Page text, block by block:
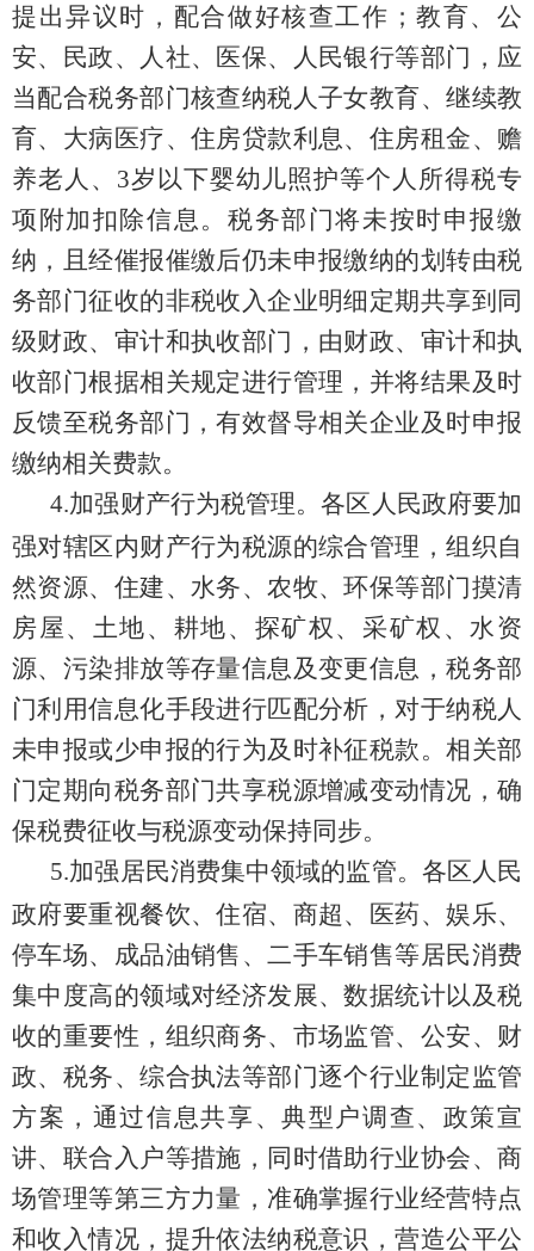
提出异议时，配合做好核查工作；教育、公
安、民政、人社、医保、人民银行等部门，应
当配合税务部门核查纳税人子女教育、继续教
育、大病医疗、住房贷款利息、住房租金、赡
养老人、 3岁以下婴幼儿照护等个人所得税专
项附加扣除信息。税务部门将未按时申报缴
纳，且经催报催缴后仍未申报缴纳的划转由税
务部门征收的非税收入企业明细定期共享到同
级财政、 审计和执收部门，由财政、 审计和执
收部门根据相关规定进行管理 ，并将结果及时
反馈至税务部门，有效督导相关企业及时申报
缴纳相关费款。
4.加强财产行为税管理。各区 人民政府要加
强对辖区内财产行为税源的综合管理，组织自
然资源、住建、水务、农牧、环保等部门摸清
房屋、土地、耕地、探矿权、采矿权、水资
源、污染排放等存量信息及变更信息，税务部
门利用信息化手段进行匹配分析，对于纳税人
未申报或少申报的行为及时补征税款。相关部
门定期向税务部门共享税源增减变动情况，确
保税费征收与税源变动保持同步。
5.加强居民消费集中领域的监管。 各区 人民
政府要重视餐饮、住宿、商超、医药、娱乐、
停车场、成品油销售、二手车销售等居民消费
集中度高的领域对经济发展、数据统计以及税
收的重要性，组织商务、市场监管、公安、财
政、税务、综合执法等部门逐个行业制定监管
方案，通过信息共享、典型户调查、政策宣
讲、联合入户等措施，同时借助行业协会、商
场管理等第三方力量，准确掌握行业经营特点
和收入情况，提升依法纳税意识，营造公平公